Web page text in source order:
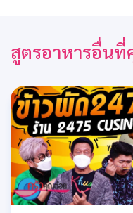
สูตรอาหารอื่น